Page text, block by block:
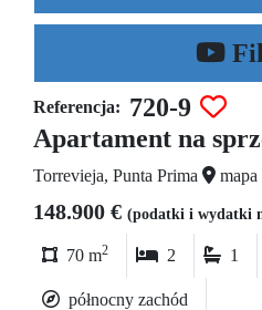
Referencja: 720-9
Apartament na
Torrevieja, Punta Prima mapa
148.900 € (podatki i wydatki
70 m2 2 1
północny zachód